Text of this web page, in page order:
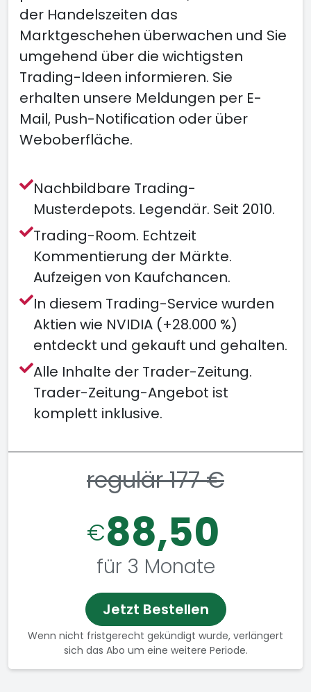
der Handelszeiten das
Marktgeschehen überwachen und Sie
umgehend über die wichtigsten
Trading-Ideen informieren. Sie
erhalten unsere Meldungen per E-
Mail, Push-Notification oder über
Weboberfläche.
Nachbildbare Trading-
Musterdepots. Legendär. Seit 2010.
Trading-Room. Echtzeit
Kommentierung der Märkte.
Aufzeigen von Kaufchancen.
In diesem Trading-Service wurden
Aktien wie NVIDIA (+28.000 %)
entdeckt und gekauft und gehalten.
Alle Inhalte der Trader-Zeitung.
Trader-Zeitung-Angebot ist
komplett inklusive.
regulär 177 €
€88,50
für 3 Monate
Jetzt Bestellen
Wenn nicht fristgerecht gekündigt wurde, verlängert
sich das Abo um eine weitere Periode.